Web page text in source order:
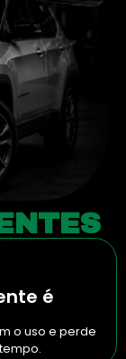
é
o uso e perde